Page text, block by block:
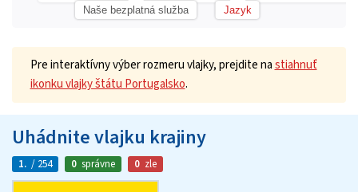
Naše bezplatná služba Jazyk
Pre interaktívny výber rozmeru vlajky, prejdite nastiahnuť
ikonku vlajky štátu Portugalsko.
Uhádnite vlajku krajiny
1. / 254 0 správne 0 zle